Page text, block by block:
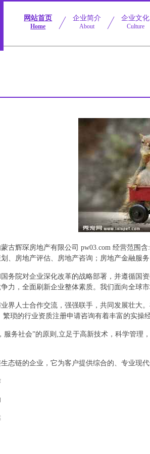
网站首页
Home
企业简介
About
企业文化
Culture
古辉琛房地产有限公司 pw03.com 经营范
、房地产评估、房地产咨询；房地产金融服
务院对企业深化改革的战略部署，并遵循
力，全面刷新企业整体素质。我们面向全球
界人士合作交流，强强联手，共同发展壮
琐的行业资质注册申请咨询有着丰富的实
服务社会”的原则,立足于高新技术，科学管
态链的企业，它为客户提供综合的、专业现